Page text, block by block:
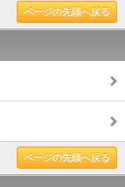
ページの先頭へ戻る
ページの先頭へ戻る